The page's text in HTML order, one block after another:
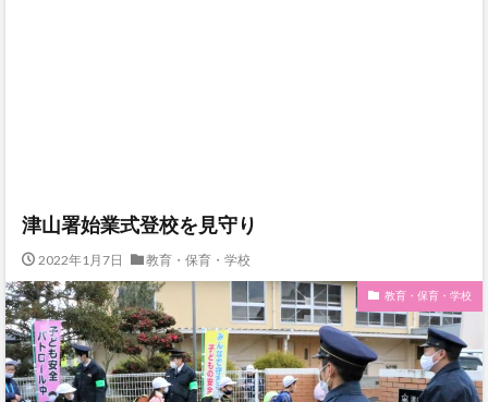
津山署始業式登校を見守り
2022年1月7日 教育・保育・学校
教育・保育・学校